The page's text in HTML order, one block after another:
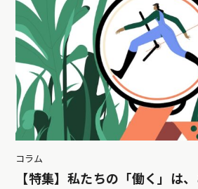
コラム
【特集】私たちの「働く」は